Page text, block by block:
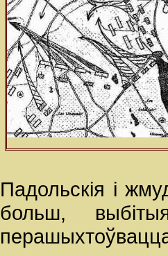
Падольскія і
больш,
перашыхтоўвацца